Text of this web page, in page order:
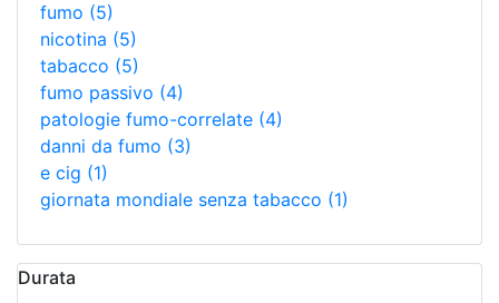
fumo (5)
nicotina (5)
tabacco (5)
fumo passivo (4)
patologie fumo-correlate (4)
danni da fumo (3)
e cig (1)
giornata mondiale senza tabacco (1)
Durata